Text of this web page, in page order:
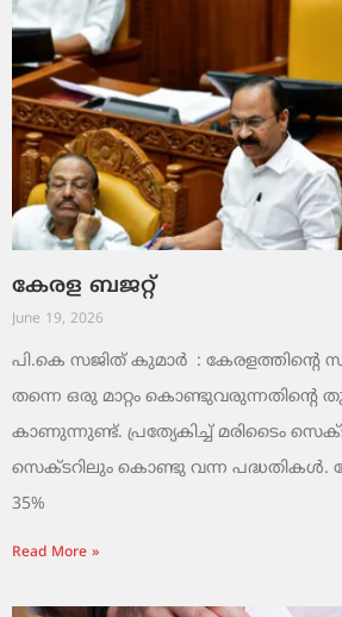
കേരള ബജറ്റ്
June 19, 2026
പി.കെ സജിത് കുമാര്‍ : കേരളത്തിന്റെ
തന്നെ ഒരു മാറ്റം കൊണ്ടുവരുന്നതിന്റെ
കാണുന്നുണ്ട്. പ്രത്യേകിച്ച് മരിടൈം
സെക്ടറിലും കൊണ്ടു വന്ന പദ്ധതികൾ.
35%
Read More »